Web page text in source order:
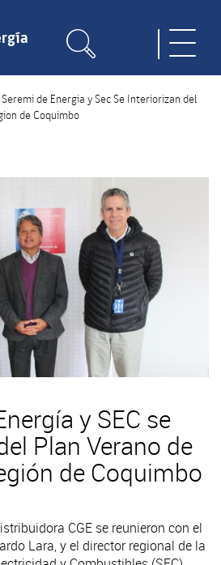
Seremi de Energia y Sec Se Interiorizan del
de Coquimbo
y SEC se
Plan Verano de
de Coquimbo
CGE se reunieron con el
Lara, y el director regional de la